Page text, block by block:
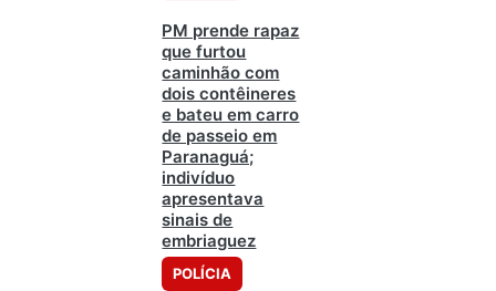
PM prende rapaz
que furtou
caminhão com
dois contêineres
e bateu em carro
de passeio em
Paranaguá;
indivíduo
apresentava
sinais de
embriaguez
POLÍCIA